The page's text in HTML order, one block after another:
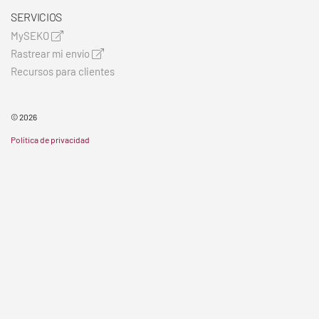
SERVICIOS
MySEKO
Rastrear mi envío
Recursos para clientes
© 2026
Política de privacidad